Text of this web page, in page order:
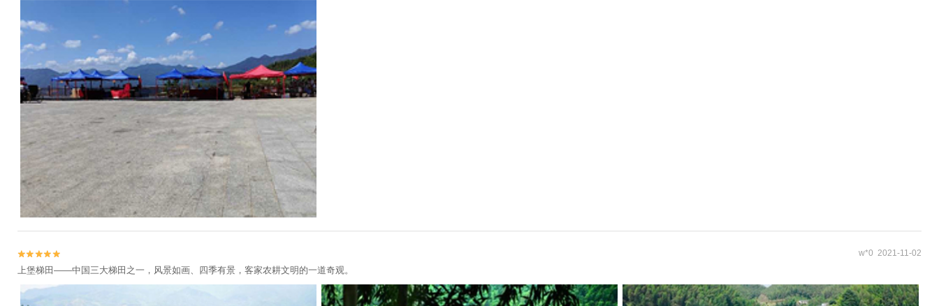

 w*0 2021-11-02
上堡梯田——中国三大梯田之一，风景如画、四季有景，客家农耕文明的一道奇观。